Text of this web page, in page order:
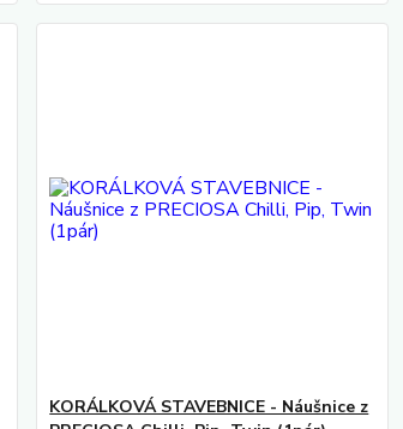
KORÁLKOVÁ STAVEBNICE - Náušnice z